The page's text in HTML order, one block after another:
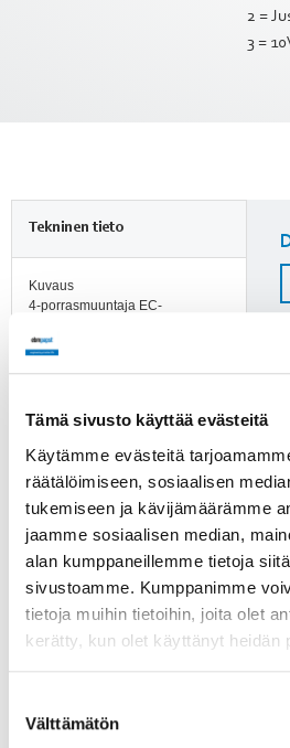
Tämä sivusto käyttää evästeitä
Käytämme evästeitä
räätälöimiseen, sosiaalisen
tukemiseen ja kävijämäärämme
jaamme sosiaalisen median,
alan kumppaneillemme tietoja
sivustoamme. Kumppanimme
tietoja muihin tietoihin, joita olet
kerätty, kun olet käyttänyt heidän
valinta
Välttämätön
2 =
3 =
Tekninen tieto
Kuvaus
4-porrasmuuntaja EC-
VDC
Suojausluokka
IP44 sisäasennuksessa /
IP54 pinta-asennuksessa
Materiaali
Utvändigt: Plast ASA,
RAL9010 vit / Invändigt: